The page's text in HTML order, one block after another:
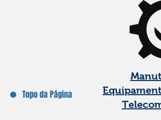
Topo da Página